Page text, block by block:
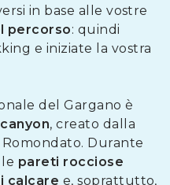
in base alle vostre
percorso: quindi
e iniziate la vostra
del Gargano è
canyon, creato dalla
Durante
pareti rocciose
calcare e, soprattutto,